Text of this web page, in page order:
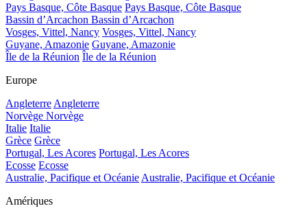
Pays Basque, Côte Basque Pays Basque, Côte Basque
Bassin d’Arcachon Bassin d’Arcachon
Vosges, Vittel, Nancy Vosges, Vittel, Nancy
Guyane, Amazonie Guyane, Amazonie
Île de la Réunion Île de la Réunion
Europe
Angleterre Angleterre
Norvège Norvège
Italie Italie
Grèce Grèce
Portugal, Les Acores Portugal, Les Acores
Ecosse Ecosse
Australie, Pacifique et Océanie Australie, Pacifique et Océanie
Amériques